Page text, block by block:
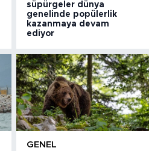
süpürgeler dünya
genelinde popülerlik
kazanmaya devam
ediyor
GENEL